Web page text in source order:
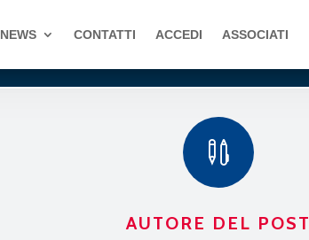
NEWS CONTATTI ACCEDI ASSOCIATI

AUTORE DEL POST